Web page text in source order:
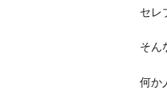
セレ
そん
何か